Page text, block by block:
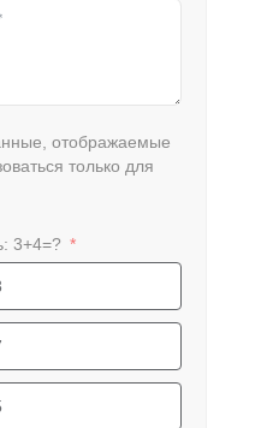
отображаемые
только для
3+4=?